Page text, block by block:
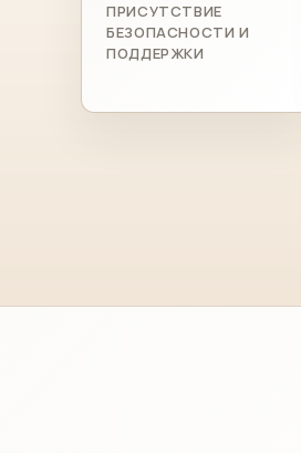
ПРИСУТСТВИЕ
БЕЗОПАСНОСТИ И
ПОДДЕРЖКИ